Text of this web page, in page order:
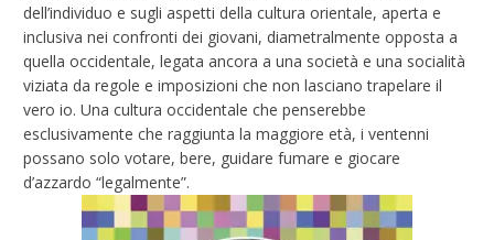
dell’individuo e sugli aspetti della cultura orientale, aperta e
inclusiva nei confronti dei giovani, diametralmente opposta a
quella occidentale, legata ancora a una società e una socialità
viziata da regole e imposizioni che non lasciano trapelare il
vero io. Una cultura occidentale che penserebbe
esclusivamente che raggiunta la maggiore età, i ventenni
possano solo votare, bere, guidare fumare e giocare
d’azzardo “legalmente”.